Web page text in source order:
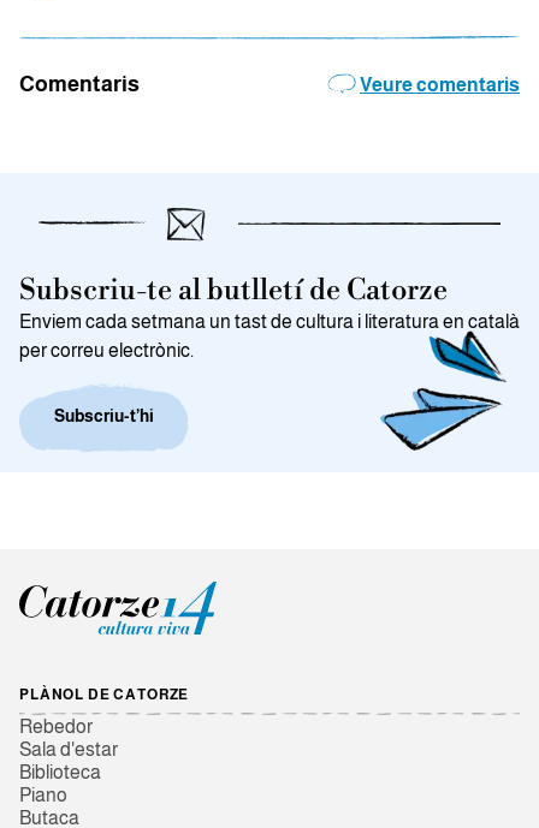
Comentaris Veure comentaris
Subscriu-te al butlletí de Catorze
Enviem cada setmana un tast de cultura i literatura en català
per correu electrònic.
Subscriu-t’hi
PLÀNOL DE CATORZE
Rebedor
Sala d'estar
Biblioteca
Piano
Butaca